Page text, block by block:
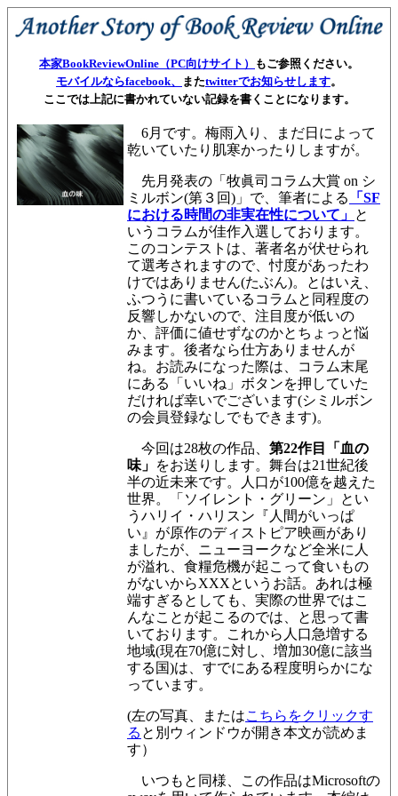
本家BookReviewOnline（PC向けサイト）
もご参照ください。
モバイルならfacebook、
またtwitterでお知らせします。
ここでは上記に書かれていない記録を書くことになります。
6月です。梅雨入り、まだ日によって
乾いていたり肌寒かったりしますが。
先月発表の「牧眞司コラム大賞 on シ
ミルボン(第３回)」で、筆者による
「SF
における時間の非実在性について」 と
いうコラムが佳作入選しております。
このコンテストは、著者名が伏せられ
て選考されますので、忖度があったわ
けではありません(たぶん)。とはいえ、
ふつうに書いているコラムと同程度の
反響しかないので、注目度が低いの
か、評価に値せずなのかとちょっと悩
みます。後者なら仕方ありませんが
ね。お読みになった際は、コラム末尾
にある「いいね」ボタンを押していた
だければ幸いでございます(シミルボン
の会員登録なしでもできます)。
今回は28枚の作品、 第22作目「血の
味」 をお送りします。舞台は21世紀後
半の近未来です。人口が100億を越えた
世界。「ソイレント・グリーン」とい
うハリイ・ハリスン『人間がいっぱ
い』が原作のディストピア映画があり
ましたが、ニューヨークなど全米に人
が溢れ、食糧危機が起こって食いもの
がないからXXXというお話。あれは極
端すぎるとしても、実際の世界ではこ
んなことが起こるのでは、と思って書
いております。これから人口急増する
地域(現在70億に対し、増加30億に該当
する国)は、すでにある程度明らかにな
っています。
(左の写真、またはこちらをクリックす
る と別ウィンドウが開き本文が読めま
す）
いつもと同様、この作品はMicrosoftの